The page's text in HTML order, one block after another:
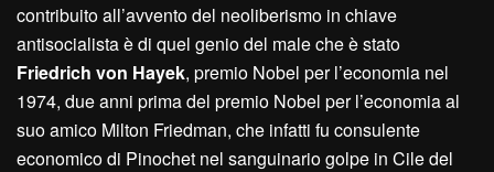
contribuito all’avvento del neoliberismo in chiave
antisocialista è di quel genio del male che è stato
Friedrich von Hayek, premio Nobel per l’economia nel
1974, due anni prima del premio Nobel per l’economia al
suo amico Milton Friedman, che infatti fu consulente
economico di Pinochet nel sanguinario golpe in Cile del